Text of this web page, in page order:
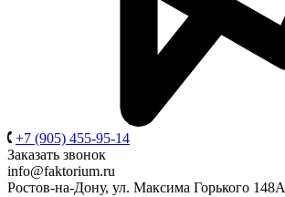
+7 (905) 455-95-14
Заказать звонок
info@faktorium.ru
Ростов-на-Дону, ул. Максима Горького 148А